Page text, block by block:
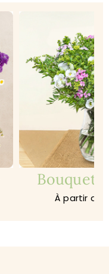
Bouquet
À partir de